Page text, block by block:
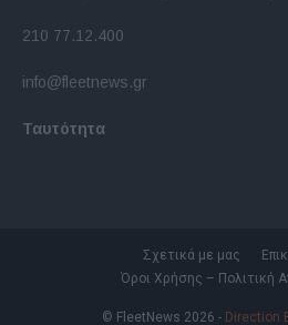
210 77.12.400
info@fleetnews.gr
Ταυτότητα
Σχετικά με μας
Όροι Χρήσης – Πολιτική
© FleetNews 2026 - Direction